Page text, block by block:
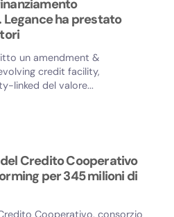
ha prestato
un amendment &
credit facility,
linked del valore...
Credito Cooperativo
per 345 milioni di
Cooperativo, consorzio